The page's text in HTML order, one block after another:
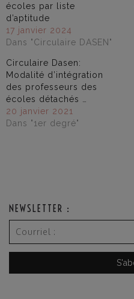
écoles par liste
d’aptitude
17 janvier 2024
Dans "Circulaire DASEN"
Circulaire Dasen:
Modalité d’intégration
des professeurs des
écoles détachés …
20 janvier 2021
Dans "1er degré"
NEWSLETTER :